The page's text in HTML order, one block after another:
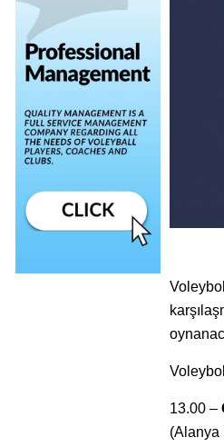
13.00 –
(Alanya